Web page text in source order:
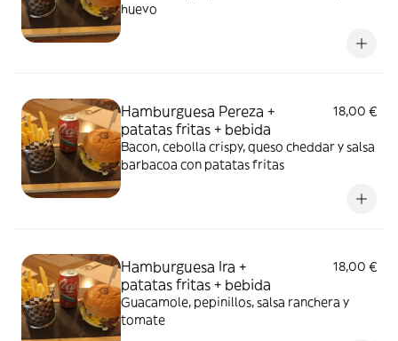
huevo
Hamburguesa Pereza +
patatas fritas + bebida
18,00 €
Bacon, cebolla crispy, queso cheddar y salsa
barbacoa con patatas fritas
Hamburguesa Ira +
patatas fritas + bebida
18,00 €
Guacamole, pepinillos, salsa ranchera y
tomate